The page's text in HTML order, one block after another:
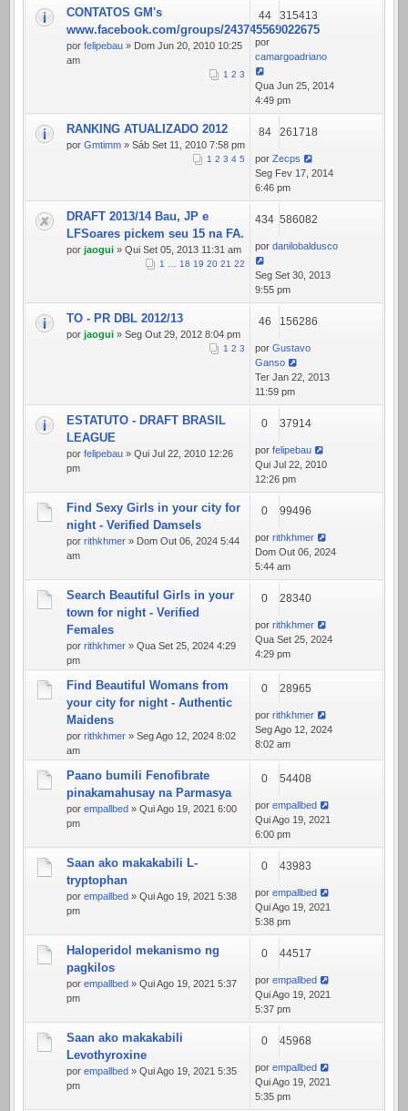
CONTATOS GM's
www.facebook.com/groups/243745569022675
por felipebau » Dom Jun 20, 2010 10:25
am
1 2 3
44 315413
por
camargoadriano
Qua Jun 25, 2014
4:49 pm
RANKING ATUALIZADO 2012
por Gmtimm » Sáb Set 11, 2010 7:58 pm
1 2 3 4 5
84 261718
por Zecps
Seg Fev 17, 2014
6:46 pm
DRAFT 2013/14 Bau, JP e
LFSoares pickem seu 15 na FA.
por jaogui » Qui Set 05, 2013 11:31 am
1 … 18 19 20 21 22
434 586082
por danilobaldusco
Seg Set 30, 2013
9:55 pm
TO - PR DBL 2012/13
por jaogui » Seg Out 29, 2012 8:04 pm
1 2 3
46 156286
por Gustavo
Ganso
Ter Jan 22, 2013
11:59 pm
ESTATUTO - DRAFT BRASIL
LEAGUE
por felipebau » Qui Jul 22, 2010 12:26
pm
0 37914
por felipebau
Qui Jul 22, 2010
12:26 pm
Find Sexy Girls in your city for
night - Verified Damsels
por rithkhmer » Dom Out 06, 2024 5:44
am
0 99496
por rithkhmer
Dom Out 06, 2024
5:44 am
Search Beautiful Girls in your
town for night - Verified
Females
por rithkhmer » Qua Set 25, 2024 4:29
pm
0 28340
por rithkhmer
Qua Set 25, 2024
4:29 pm
Find Beautiful Womans from
your city for night - Authentic
Maidens
por rithkhmer » Seg Ago 12, 2024 8:02
am
0 28965
por rithkhmer
Seg Ago 12, 2024
8:02 am
Paano bumili Fenofibrate
pinakamahusay na Parmasya
por empallbed » Qui Ago 19, 2021 6:00
pm
0 54408
por empallbed
Qui Ago 19, 2021
6:00 pm
Saan ako makakabili L-
tryptophan
por empallbed » Qui Ago 19, 2021 5:38
pm
0 43983
por empallbed
Qui Ago 19, 2021
5:38 pm
Haloperidol mekanismo ng
pagkilos
por empallbed » Qui Ago 19, 2021 5:37
pm
0 44517
por empallbed
Qui Ago 19, 2021
5:37 pm
Saan ako makakabili
Levothyroxine
por empallbed » Qui Ago 19, 2021 5:35
pm
0 45968
por empallbed
Qui Ago 19, 2021
5:35 pm